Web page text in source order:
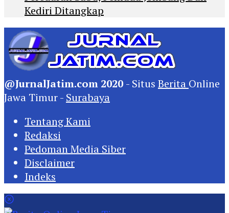
Kediri Ditangkap
@JurnalJatim.com 2020 - Situs Berita Online
Jawa Timur - Surabaya
Tentang Kami
Redaksi
Pedoman Media Siber
Disclaimer
Indeks